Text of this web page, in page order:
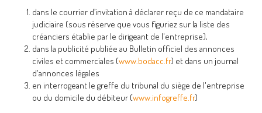
dans le courrier d’invitation à déclarer reçu de ce mandataire
judiciaire (sous réserve que vous figuriez sur la liste des
créanciers établie par le dirigeant de l'entreprise),
dans la publicité publiée au Bulletin officiel des annonces
civiles et commerciales (www.bodacc.fr) et dans un journal
d'annonces légales
en interrogeant le greffe du tribunal du siège de l'entreprise
ou du domicile du débiteur (www.infogreffe.fr)